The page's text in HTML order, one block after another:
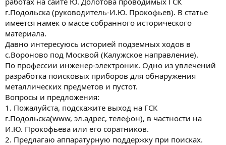
г.Подольска (руководитель-И.Ю. Прокофьев). В статье
имеется намек о массе собранного исторического
материала.
Давно интересуюсь историей подземных ходов в
с.Вороново под Москвой (Калужское направление).
По профессии инженер-электроник. Одно из увлечений
разработка поисковых приборов для обнаружения
металлических предметов и пустот.
Вопросы и предложения:
1. Пожалуйста, подскажите выход на ГСК
г.Подольска(www, эл.адрес, телефон), в частности на
И.Ю. Прокофьева или его соратников.
2. Предлагаю аппаратурную поддержку при поисках.